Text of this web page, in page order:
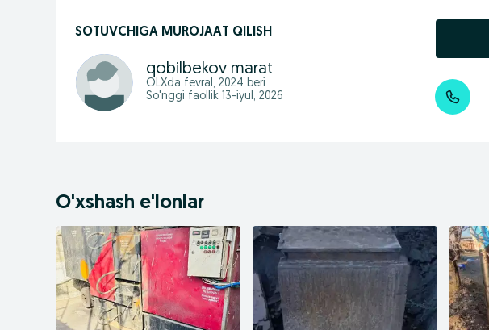
SOTUVCHIGA MUROJAAT QILISH
qobilbekov marat
OLXda fevral, 2024 beri
So'nggi faollik 13-iyul, 2026
O'xshash e'lonlar